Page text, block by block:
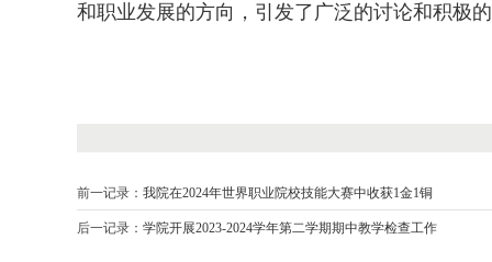
和职业发展的方向，引发了广泛的讨论和积极
前一记录： 我院在2024年世界职业院校技能大赛中收获1金1铜
后一记录： 学院开展2023-2024学年第二学期期中教学检查工作